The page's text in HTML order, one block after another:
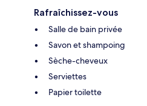
Rafraîchissez-vous
Salle de bain privée
Savon et shampoing
Sèche-cheveux
Serviettes
Papier toilette